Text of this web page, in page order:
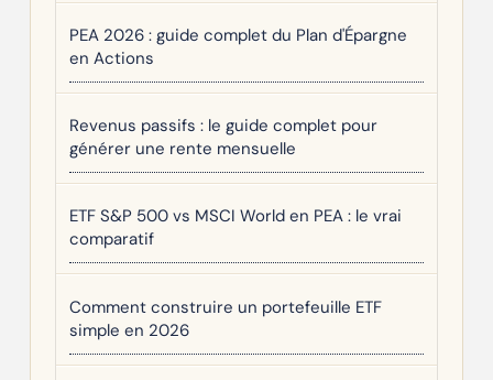
PEA 2026 : guide complet du Plan d'Épargne
en Actions
Revenus passifs : le guide complet pour
générer une rente mensuelle
ETF S&P 500 vs MSCI World en PEA : le vrai
comparatif
Comment construire un portefeuille ETF
simple en 2026